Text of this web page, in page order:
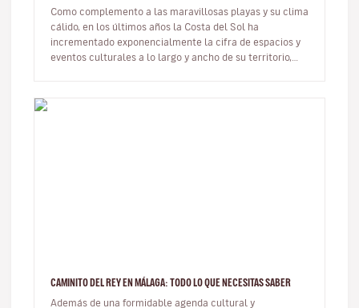
Como complemento a las maravillosas playas y su clima
cálido, en los últimos años la Costa del Sol ha
incrementado exponencialmente la cifra de espacios y
eventos culturales a lo largo y ancho de su territorio,
CAMINITO DEL REY EN MÁLAGA: TODO LO QUE NECESITAS SABER
Además de una formidable agenda cultural y